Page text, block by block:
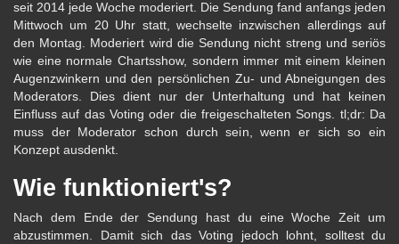
seit 2014 jede Woche moderiert. Die Sendung fand anfangs jeden
Mittwoch um 20 Uhr statt, wechselte inzwischen allerdings auf
den Montag. Moderiert wird die Sendung nicht streng und seriös
wie eine normale Chartsshow, sondern immer mit einem kleinen
Augenzwinkern und den persönlichen Zu- und Abneigungen des
Moderators. Dies dient nur der Unterhaltung und hat keinen
Einfluss auf das Voting oder die freigeschalteten Songs. tl;dr: Da
muss der Moderator schon durch sein, wenn er sich so ein
Konzept ausdenkt.
Wie funktioniert's?
Nach dem Ende der Sendung hast du eine Woche Zeit um
abzustimmen. Damit sich das Voting jedoch lohnt, solltest du